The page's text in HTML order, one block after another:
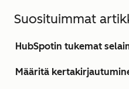
Suosituimmat
HubSpotin tukemat
Määritä